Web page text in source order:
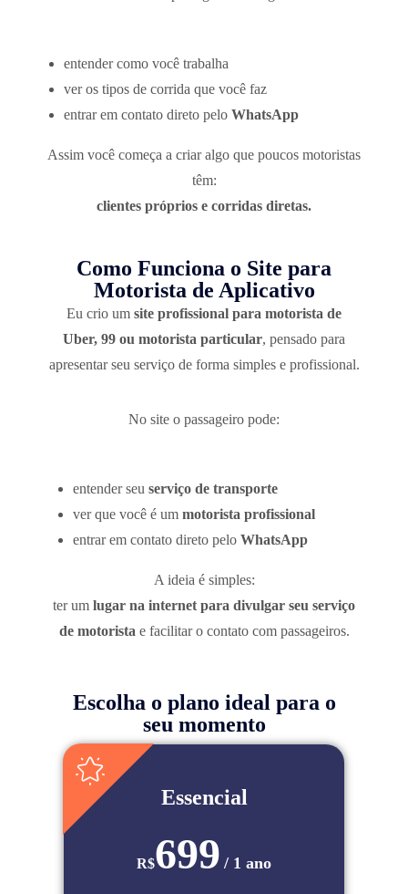
entender como você trabalha
ver os tipos de corrida que você faz
entrar em contato direto pelo WhatsApp
Assim você começa a criar algo que poucos motoristas
têm:
clientes próprios e corridas diretas.
Como Funciona o Site para
Motorista de Aplicativo
Eu crio um site profissional para motorista de
Uber, 99 ou motorista particular, pensado para
apresentar seu serviço de forma simples e profissional.
No site o passageiro pode:
entender seu serviço de transporte
ver que você é um motorista profissional
entrar em contato direto pelo WhatsApp
A ideia é simples:
ter um lugar na internet para divulgar seu serviço
de motorista e facilitar o contato com passageiros.
Escolha o plano ideal para o
seu momento
Essencial
R$699 / 1 ano